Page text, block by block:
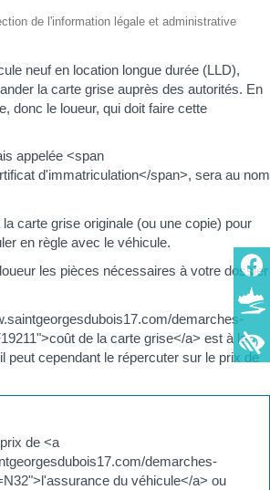
de l'information légale et administrative
neuf en location longue durée (LLD),
la carte grise auprès des autorités. En
donc le loueur, qui doit faire cette
appelée <span
d'immatriculation</span>, sera au nom
carte grise originale (ou une copie) pour
en règle avec le véhicule.
les pièces nécessaires à votre dossier
demarches-
de la carte grise</a> est à la
peut cependant le répercuter sur le prix de
de <a
demarches-
du véhicule</a> ou